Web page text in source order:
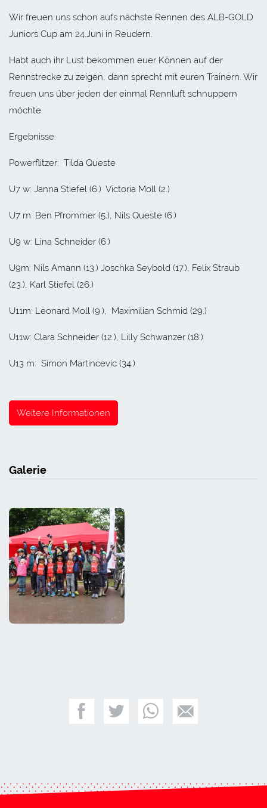
Wir freuen uns schon aufs nächste Rennen des ALB-GOLD
Juniors Cup am 24.Juni in Reudern.
Habt auch ihr Lust bekommen euer Können auf der
Rennstrecke zu zeigen, dann sprecht mit euren Trainern. Wir
freuen uns über jeden der einmal Rennluft schnuppern
möchte.
Ergebnisse:
Powerflitzer: Tilda Queste
U7 w: Janna Stiefel (6.) Victoria Moll (2.)
U7 m: Ben Pfrommer (5.), Nils Queste (6.)
U9 w: Lina Schneider (6.)
U9m: Nils Amann (13.) Joschka Seybold (17.), Felix Straub
(23.), Karl Stiefel (26.)
U11m: Leonard Moll (9.), Maximilian Schmid (29.)
U11w: Clara Schneider (12.), Lilly Schwanzer (18.)
U13 m: Simon Martincevic (34.)
Weitere Informationen
Galerie